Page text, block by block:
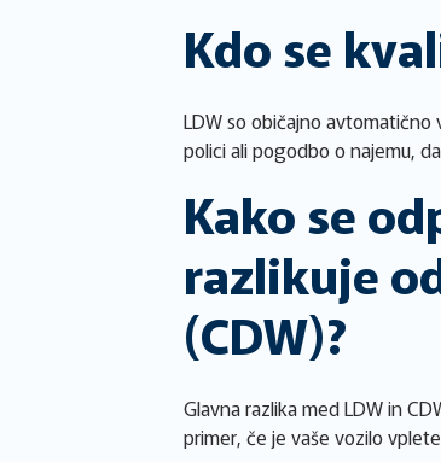
Kdo se
LDW so običajno avtomatično
polici ali pogodbo o najemu,
Kako se
razlikuje
(CDW)?
Glavna razlika med LDW in
primer, če je vaše vozilo